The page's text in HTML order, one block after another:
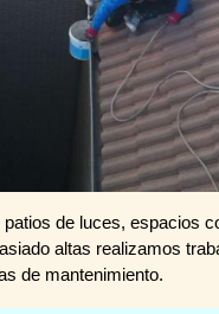
de luces, espacios
altas realizamos
de mantenimiento.